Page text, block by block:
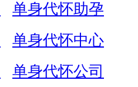
单身代怀助孕
单身代怀中心
单身代怀公司